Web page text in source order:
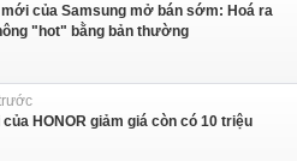
của Samsung mở bán sớm: Hoá ra
"hot" bằng bản thường
HONOR giảm giá còn có 10 triệu